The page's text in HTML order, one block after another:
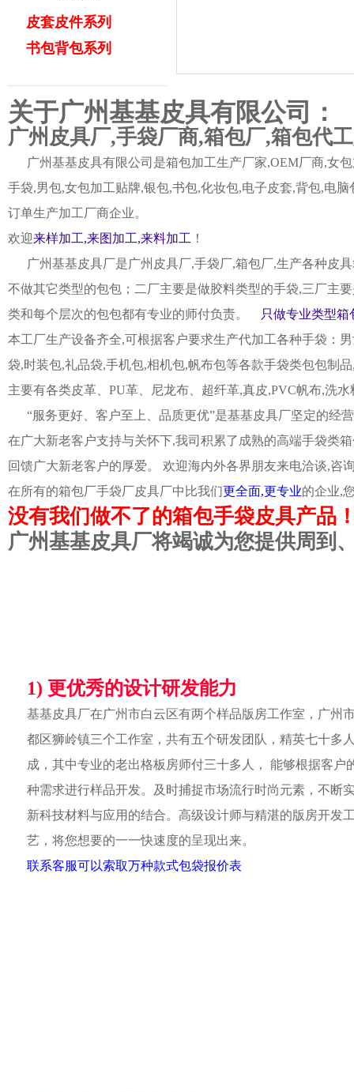
皮套皮件系列
书包背包系列
关于广州基基皮具有限公司：
广州皮具厂,手袋厂商,箱包厂,箱包代
广州基基皮具有限公司是箱包加工生产厂家,OEM厂商,女
手袋,男包,女包加工贴牌,银包,书包,化妆包,电子皮套,背包,电
订单生产加工厂商企业。
欢迎来样加工,来图加工,来料加工 ！
广州基基皮具厂是广州皮具厂,手袋厂,箱包厂,生产各种皮
不做其它类型的包包；二厂主要是做胶料类型的手袋,三厂主
类和每个层次的包包都有专业的师付负责。
只做专业类型箱
本工厂生产设备齐全,可根据客户要求生产代加工各种手袋：
袋,时装包,礼品袋,手机包,相机包,帆布包等各款手袋类包包制
主要有各类皮革、PU革、尼龙布、超纤革,真皮,PVC帆布,洗
“服务更好、客户至上、品质更优”是基基皮具厂坚定的经
在广大新老客户支持与关怀下,我司积累了成熟的高端手袋类
回馈广大新老客户的厚爱。 欢迎海内外各界朋友来电洽谈,咨
在所有的箱包厂手袋厂皮具厂中比我们更全面,更专业的企业,
没有我们做不了的箱包手袋皮具产品
广州基基皮具厂将竭诚为您提供周到
1) 更优秀的设计研发能力
基基皮具厂在广州市白云区有两个样品版房工作室，广州
都区狮岭镇三个工作室，共有五个研发团队，精英七十多
成，其中专业的老出格板房师付三十多人， 能够根据客户
种需求进行样品开发。及时捕捉市场流行时尚元素，不断
新科技材料与应用的结合。高级设计师与精湛的版房开发
艺，将您想要的一一快速度的呈现出来。
联系客服可以索取万种款式包袋报价表